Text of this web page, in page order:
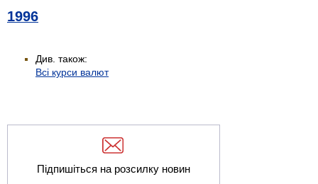
1996
Див. також:
Всі курси валют
Підпишіться на розсилку новин